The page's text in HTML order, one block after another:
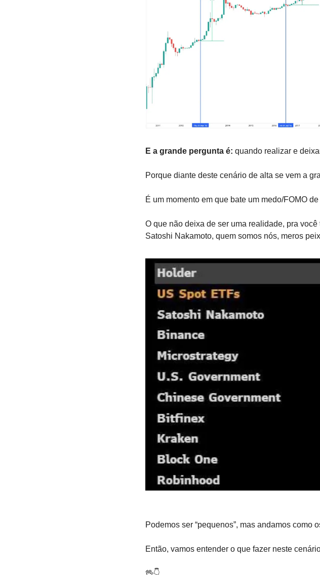
E a grande pergunta é: quando realizar e
Porque diante deste cenário de alta se vem a
É um momento em que bate um medo/FOMO
O que não deixa de ser uma realidade, pra
Satoshi Nakamoto, quem somos nós, meros
Podemos ser “pequenos”, mas andamos como
Então, vamos entender o que fazer neste
🖖👇